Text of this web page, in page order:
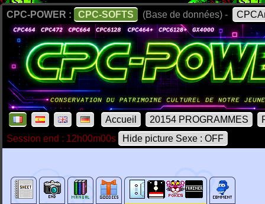
CPC-POWER : CPC-SOFTS (Base de données) -
Accueil 20154 PROGRAMMES
Session end : 12h00m00s
Hide picture Sexe : OFF